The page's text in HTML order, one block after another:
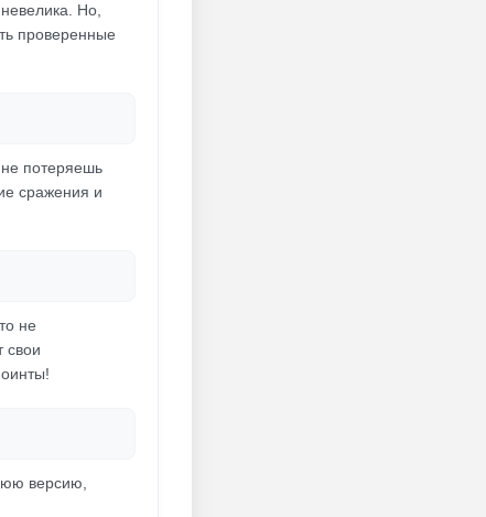
Но,
проверенные
потеряешь
сражения и
не
свои
версию,